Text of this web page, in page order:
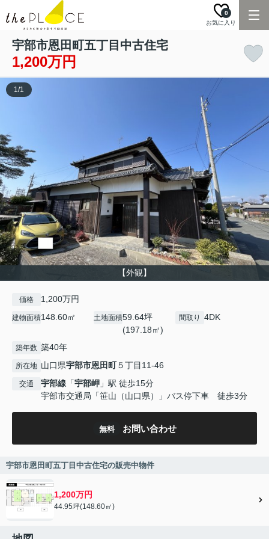
お気に入り
0
宇部市恩田町五丁目中古住宅
1,200万円
【外観】
1/1
価格 1,200万円
建物面積148.60㎡ 土地面積59.64坪
(197.18㎡)
間取り 4DK
築年数 築40年
所在地 山口県宇部市恩田町５丁目11-46
交通 宇部線 「宇部岬 」駅 徒歩15分
宇部市交通局「笹山（山口県）」バス停下車 徒歩3分
無料 お問い合わせ
宇部市恩田町五丁目中古住宅の販売中物件
1,200万円
44.95坪(148.60㎡)